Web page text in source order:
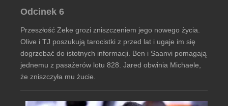
Odcinek 6
Przeszłość Zeke grozi zniszczeniem jego nowego życia.
Olive i TJ poszukują tarocistki z przed lat i ugaje im się
dogrzebać do istotnych informacji. Ben i Saanvi pomagają
jednemu z pasażerów lotu 828. Jared obwinia Michaele,
że zniszczyła mu żucie.